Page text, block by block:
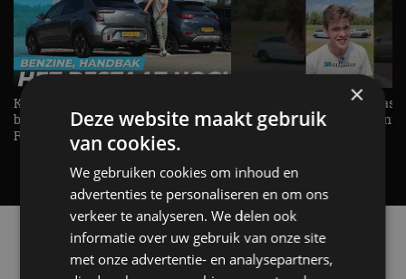
KIA Stonic Mild-Hybrid (2026),
benzine, handbak, het bestaat nog! -
REVIEW - AutoRAI TV
Welke elektrische auto past
De EV Experience geeft
op je vraag! - AutoRAI TV
Alle automerken
Selecteer een merk voor meer informatie, modellen
en alle nieuwsberichten
×
Deze website maakt gebruik
van cookies.
We gebruiken cookies om inhoud en
advertenties te personaliseren en om ons
verkeer te analyseren. We delen ook
informatie over uw gebruik van onze site
met onze advertentie- en analysepartners,